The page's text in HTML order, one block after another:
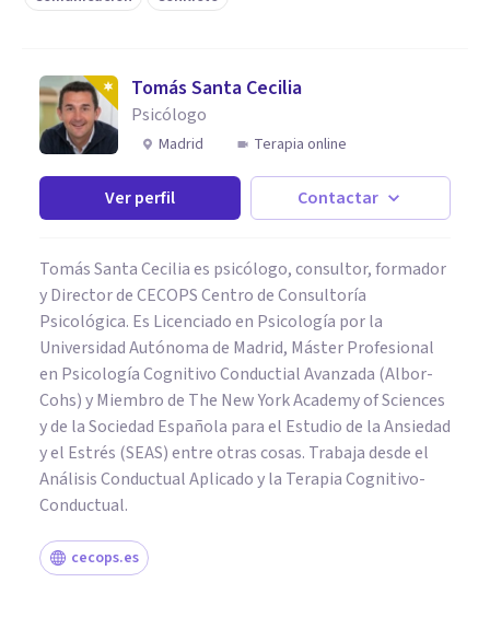
Tomás Santa Cecilia
Psicólogo
Madrid Terapia online
Ver perfil Contactar
Tomás Santa Cecilia es psicólogo, consultor, formador
y Director de CECOPS Centro de Consultoría
Psicológica. Es Licenciado en Psicología por la
Universidad Autónoma de Madrid, Máster Profesional
en Psicología Cognitivo Conductial Avanzada (Albor-
Cohs) y Miembro de The New York Academy of Sciences
y de la Sociedad Española para el Estudio de la Ansiedad
y el Estrés (SEAS) entre otras cosas. Trabaja desde el
Análisis Conductual Aplicado y la Terapia Cognitivo-
Conductual.
cecops.es